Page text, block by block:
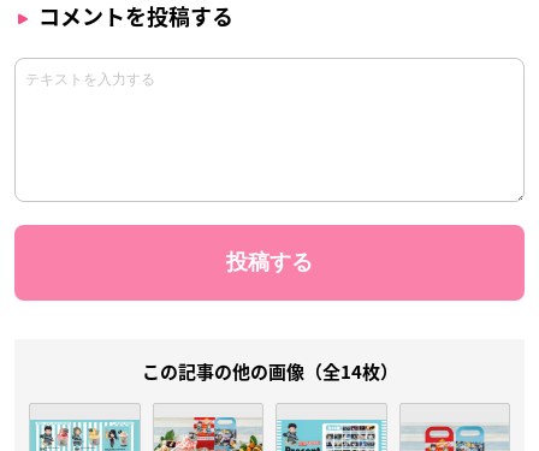
コメントを投稿する
この記事の他の画像（全14枚）